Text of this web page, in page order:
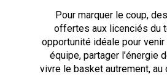
Pour marquer le coup,
offertes aux licenciés du
opportunité idéale pour
équipe, partager l’énergie
vivre le basket autrement, au